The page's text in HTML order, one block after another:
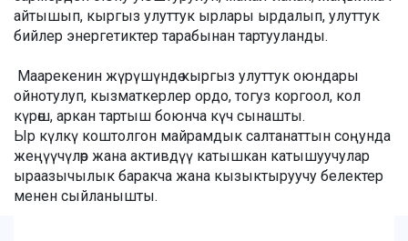
айтышып, кыргыз улуттук ырлары ырдалып, улуттук
бийлер энергетиктер тарабынан тартууланды.
Маарекенин жүрүшүндө кыргыз улуттук оюндары
ойнотулуп, кызматкерлер ордо, тогуз коргоол, кол
күрөш, аркан тартыш боюнча күч сынашты.
Ыр күлкү коштолгон майрамдык салтанаттын соңунда
жеңүүчүлөр жана активдүү катышкан катышуучулар
ыраазычылык баракча жана кызыктыруучу белектер
менен сыйланышты.